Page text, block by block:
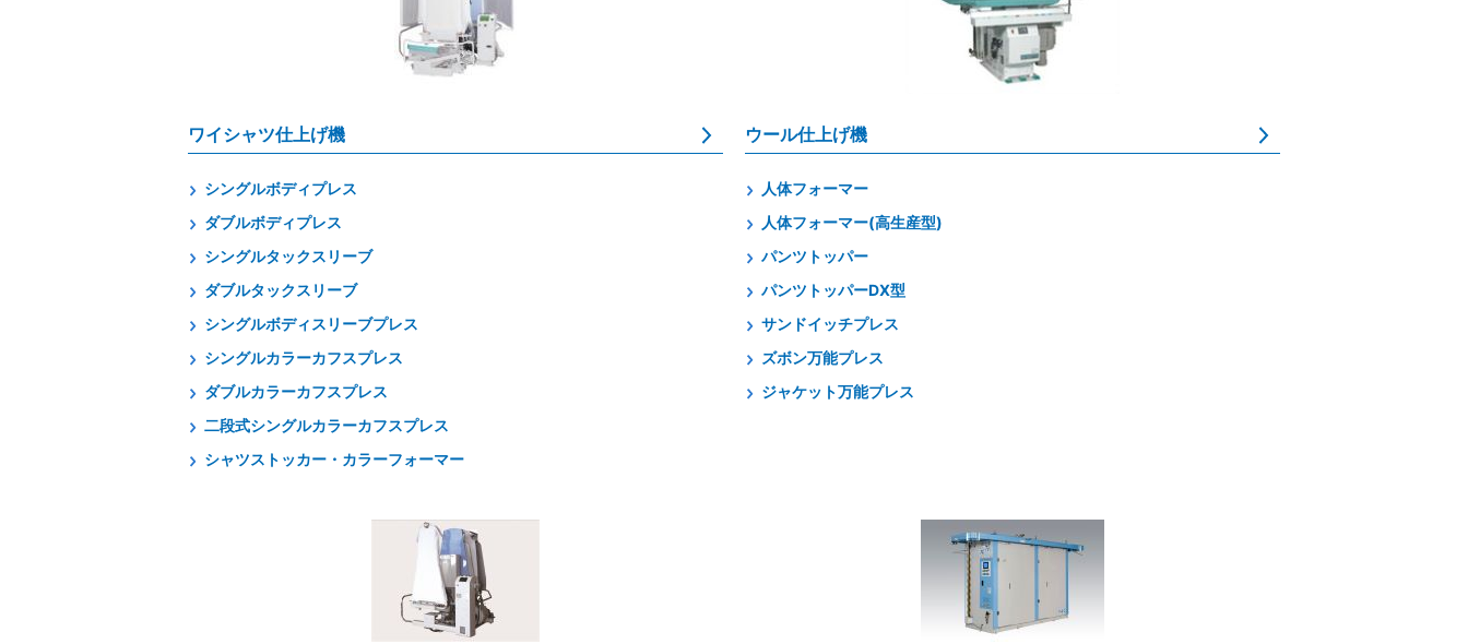
ワイシャツ仕上げ機
シングルボディプレス
ダブルボディプレス
シングルタックスリーブ
ダブルタックスリーブ
シングルボディスリーブプレス
シングルカラーカフスプレス
ダブルカラーカフスプレス
二段式シングルカラーカフスプレス
シャツストッカー・カラーフォーマー
ウール仕上げ機
人体フォーマー
人体フォーマー(高生産型)
パンツトッパー
パンツトッパーDX型
サンドイッチプレス
ズボン万能プレス
ジャケット万能プレス
株式会社ワイエイシイデンコー
ワイエイシイマシナリー株式会社
株式会社テクノオプティス